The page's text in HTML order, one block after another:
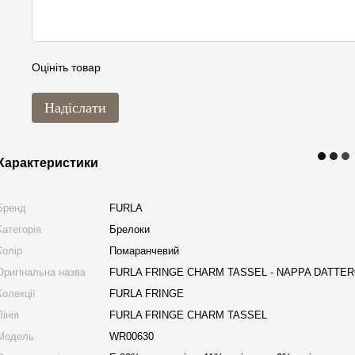
Оцініть товар
Надіслати
FURLA
Брелоки
Помаранчевий
назва
FURLA FRINGE CHARM TASSEL - NAPPA
FURLA FRINGE
FURLA FRINGE CHARM TASSEL
WR00630